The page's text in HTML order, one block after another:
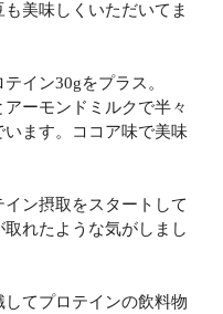
も美味しくいただいてま
イン30gをプラス。
ーモンドミルクで半々
います。ココア味で美味
ン摂取をスタートして
れたような気がしまし
てプロテインの飲料物